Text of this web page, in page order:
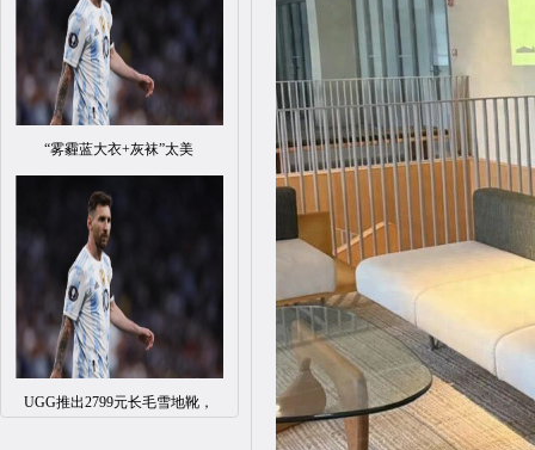
“雾霾蓝大衣+灰袜”太美
UGG推出2799元长毛雪地靴，